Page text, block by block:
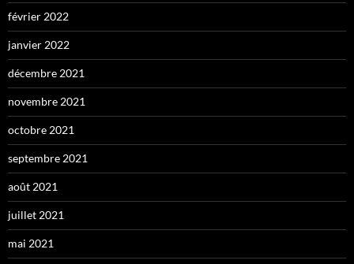
février 2022
janvier 2022
décembre 2021
novembre 2021
octobre 2021
septembre 2021
août 2021
juillet 2021
mai 2021